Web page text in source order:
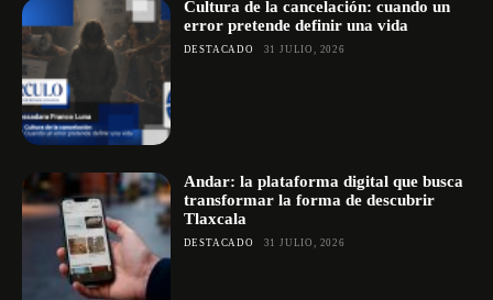
Cultura de la cancelación: cuando un
error pretende definir una vida
DESTACADO 31 JULIO, 2026
Andar: la plataforma digital que busca
transformar la forma de descubrir
Tlaxcala
DESTACADO 31 JULIO, 2026